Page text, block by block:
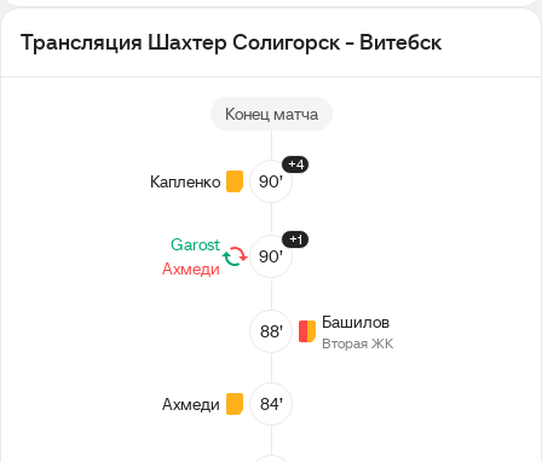
Трансляция Шахтер Солигорск - Витебск
Конец матча
90’
+4
Капленко
90’
+1
Garost
Ахмеди
88’ Башилов
Вторая ЖК
84’
Ахмеди